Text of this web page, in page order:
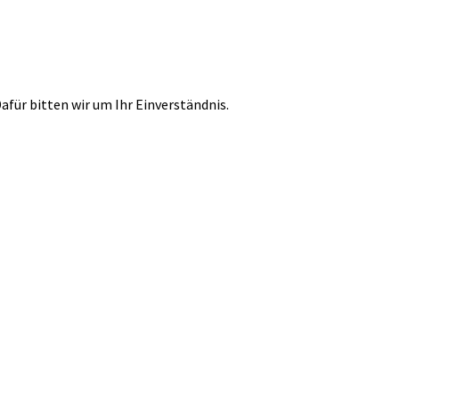
bitten wir um Ihr Einverständnis.